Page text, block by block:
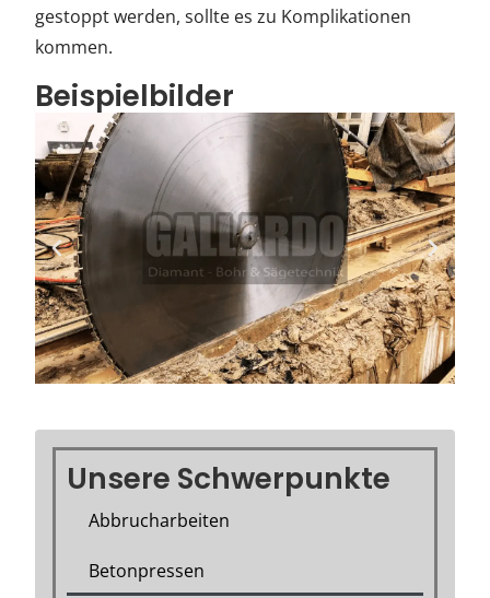
gestoppt werden, sollte es zu Komplikationen
kommen.
Beispielbilder
Unsere Schwerpunkte
Abbrucharbeiten
Betonpressen